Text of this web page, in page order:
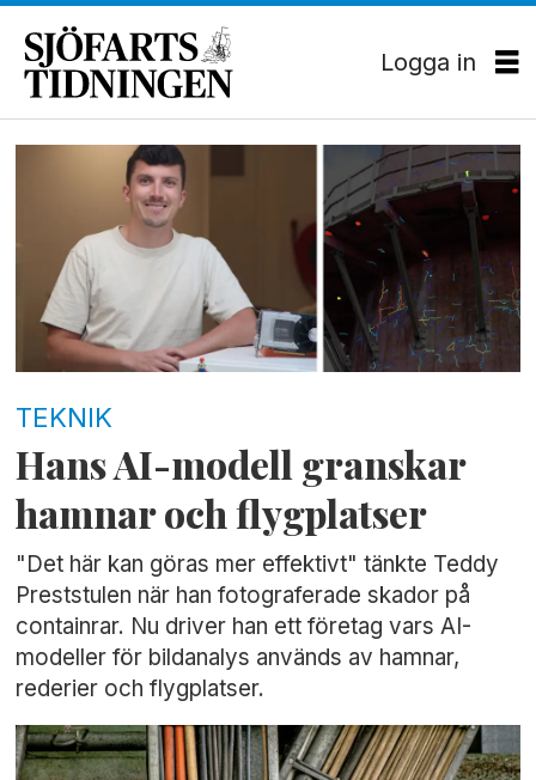
Logga in
Tag:
teknik
TEKNIK
Hans AI-modell granskar
hamnar och flygplatser
"Det här kan göras mer effektivt" tänkte Teddy
Preststulen när han fotograferade skador på
containrar. Nu driver han ett företag vars AI-
modeller för bildanalys används av hamnar,
rederier och flygplatser.